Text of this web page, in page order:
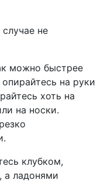
не
можно быстрее
на руки
хоть на
на носки.
клубком,
а ладонями